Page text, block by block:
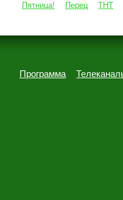
Пятница!
Перец ТНТ
Программа